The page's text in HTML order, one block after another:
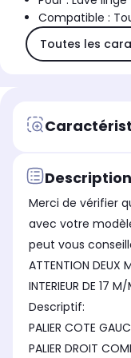
Compatible :
Toutes les
Description
Merci de vérifier
avec votre
peut vous
ATTENTION DEUX
INTERIEUR DE 17
Descriptif:
PALIER COTE
PALIER DROIT